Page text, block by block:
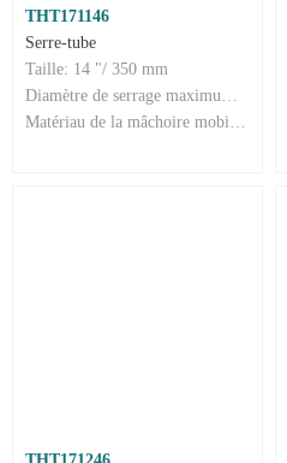
THT171146
Serre-tube
Taille: 14 "/ 350 mm
Diamètre de serrage maximum : 50 mm
Matériau de la mâchoire mobile : Cr-Mo